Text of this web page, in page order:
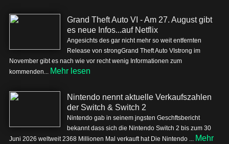
Grand Theft Auto VI - Am 27. August gibt
es neue Infos...auf Netflix
Angesichts des gar nicht mehr so weit entfernten
Release von strongGrand Theft Auto VIstrong im
November gibt es nach wie vor recht wenig Informationen zum
kommenden... Mehr lesen
Nintendo nennt aktuelle Verkaufszahlen
der Switch & Switch 2
Nintendo gab in seinem jngsten Geschftsbericht
bekannt dass sich die Nintendo Switch 2 bis zum 30
Juni 2026 weltweit 2368 Millionen Mal verkauft hat Die Nintendo ... Mehr